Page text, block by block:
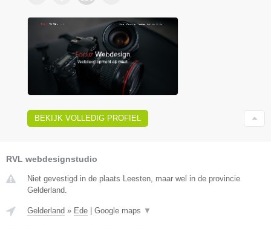
BEKIJK VOLLEDIG PROFIEL
RVL webdesignstudio
Niet gevestigd in de plaats Leesten, maar wel in de provincie
Gelderland.
Gelderland » Ede Google maps ▼